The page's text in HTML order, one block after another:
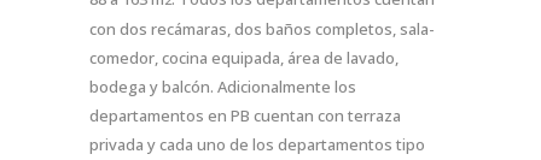
con dos recámaras, dos baños completos, sala-
comedor, cocina equipada, área de lavado,
bodega y balcón. Adicionalmente los
departamentos en PB cuentan con terraza
privada y cada uno de los departamentos tipo